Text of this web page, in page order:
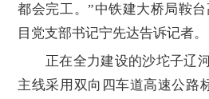
都会完工。”中铁建大桥局鞍
目党支部书记宁先达告诉记者。
正在全力建设的沙坨子辽河
主线采用双向四车道高速公路